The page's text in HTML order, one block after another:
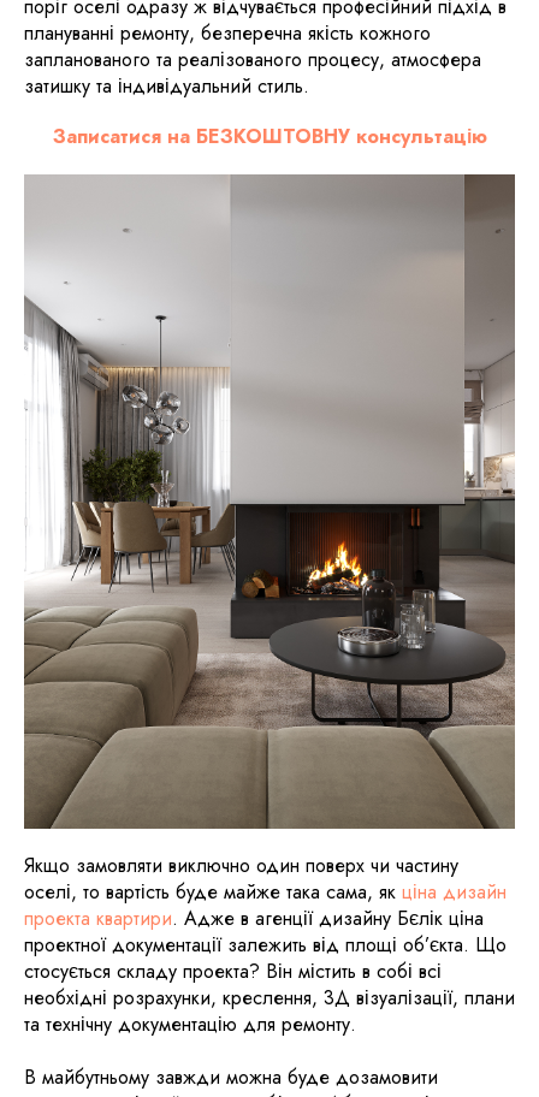
поріг оселі одразу ж відчувається професійний підхід в
плануванні ремонту, безперечна якість кожного
запланованого та реалізованого процесу, атмосфера
затишку та індивідуальний стиль.
Записатися на БЕЗКОШТОВНУ консультацію
Якщо замовляти виключно один поверх чи частину
оселі, то вартість буде майже така сама, як ціна дизайн
проекта квартири. Адже в агенції дизайну Бєлік ціна
проектної документації залежить від площі об’єкта. Що
стосується складу проекта? Він містить в собі всі
необхідні розрахунки, креслення, 3Д візуалізації, плани
та технічну документацію для ремонту.
В майбутньому завжди можна буде дозамовити